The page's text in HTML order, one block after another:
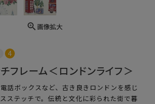
画像拡大
フレーム＜ロンドンライフ＞
話ボックスなど、古き良きロンドンを感じ
ステッチで。伝統と文化に彩られた街で暮